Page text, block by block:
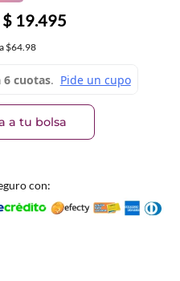
$ 19.495
a $64.98
a tu bolsa
con: